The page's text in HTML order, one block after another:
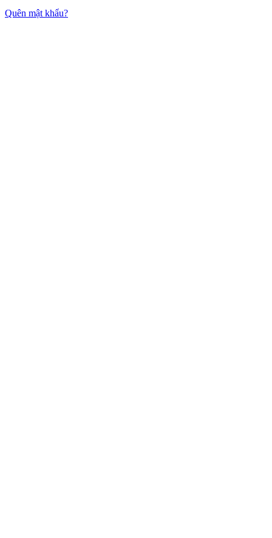
Quên mật khẩu?